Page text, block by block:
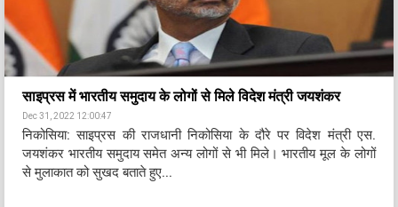
साइप्रस में भारतीय समुदाय के लोगों से मिले विदेश मंत्री जयशंकर
Dec 31, 2022 12:00:47
निकोसिया: साइप्रस की राजधानी निकोसिया के दौरे पर विदेश मंत्री एस.
जयशंकर भारतीय समुदाय समेत अन्य लोगों से भी मिले। भारतीय मूल के लोगों
से मुलाकात को सुखद बताते हुए...